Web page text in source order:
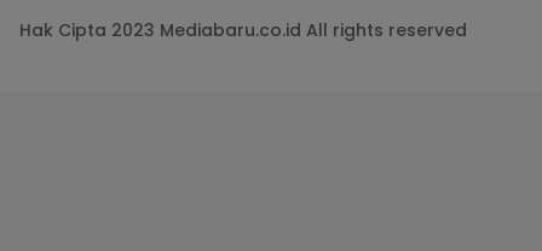
Hak Cipta 2023 Mediabaru.co.id All rights reserved